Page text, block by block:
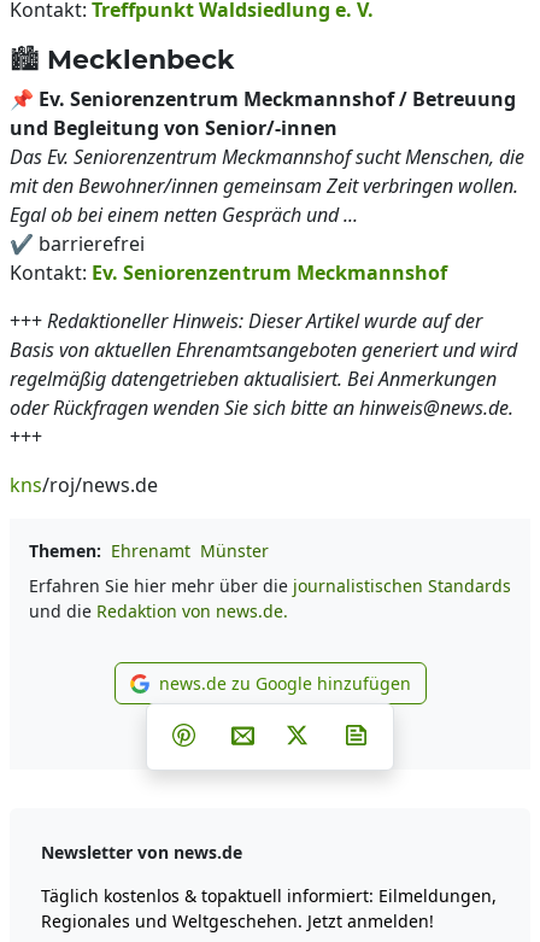
Kontakt: Treffpunkt Waldsiedlung e. V.
🏙️ Mecklenbeck
📌 Ev. Seniorenzentrum Meckmannshof / Betreuung
und Begleitung von Senior/-innen
Das Ev. Seniorenzentrum Meckmannshof sucht Menschen, die
mit den Bewohner/innen gemeinsam Zeit verbringen wollen.
Egal ob bei einem netten Gespräch und ...
✔️ barrierefrei
Kontakt: Ev. Seniorenzentrum Meckmannshof
+++Redaktioneller Hinweis: Dieser Artikel wurde auf der
Basis von aktuellen Ehrenamtsangeboten generiert und wird
regelmäßig datengetrieben aktualisiert. Bei Anmerkungen
oder Rückfragen wenden Sie sich bitte an hinweis@news.de.
+++
kns/roj/news.de
Themen: Ehrenamt Münster
Erfahren Sie hier mehr über die journalistischen Standards
und die Redaktion von news.de.
news.de zu Google
news.de zu Google hinzufügen
Teilen auf Facebook
Teilen auf Whatsapp
Teilen auf Telegram
Teilen auf Pinterest
Per E-Mail teilen
Post auf X
Newsletter von news.de
Täglich kostenlos & topaktuell informiert: Eilmeldungen,
Regionales und Weltgeschehen. Jetzt anmelden!